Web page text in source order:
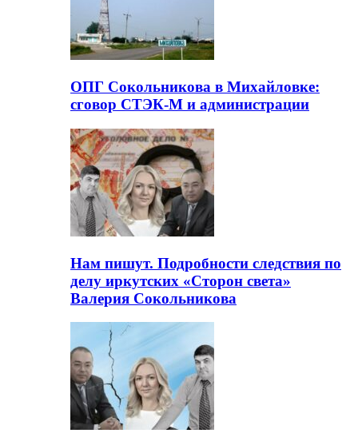
ОПГ Сокольникова в Михайловке:
сговор СТЭК-М и администрации
Нам пишут. Подробности следствия по
делу иркутских «Сторон света»
Валерия Сокольникова